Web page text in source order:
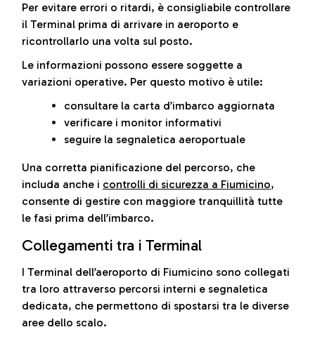
Per evitare errori o ritardi, è consigliabile controllare
il Terminal prima di arrivare in aeroporto e
ricontrollarlo una volta sul posto.
Le informazioni possono essere soggette a
variazioni operative. Per questo motivo è utile:
consultare la carta d’imbarco aggiornata
verificare i monitor informativi
seguire la segnaletica aeroportuale
Una corretta pianificazione del percorso, che
includa anche i controlli di sicurezza a Fiumicino,
consente di gestire con maggiore tranquillità tutte
le fasi prima dell’imbarco.
Collegamenti tra i Terminal
I Terminal dell’aeroporto di Fiumicino sono collegati
tra loro attraverso percorsi interni e segnaletica
dedicata, che permettono di spostarsi tra le diverse
aree dello scalo.